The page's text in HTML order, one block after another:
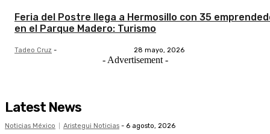
Feria del Postre llega a Hermosillo con 35
en el Parque Madero: Turismo
Tadeo Cruz - 28 mayo, 2026
- Advertisement -
Latest News
Noticias México Aristegui Noticias - 6 agosto, 2026